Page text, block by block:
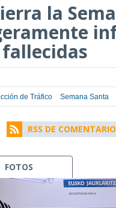
la
de Tráfico Semana Santa
RSS DE
FOTOS